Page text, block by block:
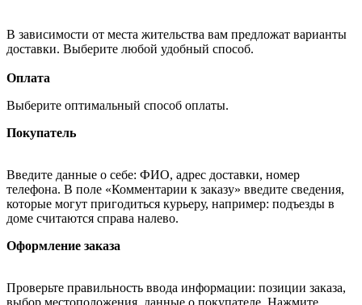
В зависимости от места жительства вам предложат варианты
доставки. Выберите любой удобный способ.
Оплата
Выберите оптимальный способ оплаты.
Покупатель
Введите данные о себе: ФИО, адрес доставки, номер
телефона. В поле «Комментарии к заказу» введите сведения,
которые могут пригодиться курьеру, например: подъезды в
доме считаются справа налево.
Оформление заказа
Проверьте правильность ввода информации: позиции заказа,